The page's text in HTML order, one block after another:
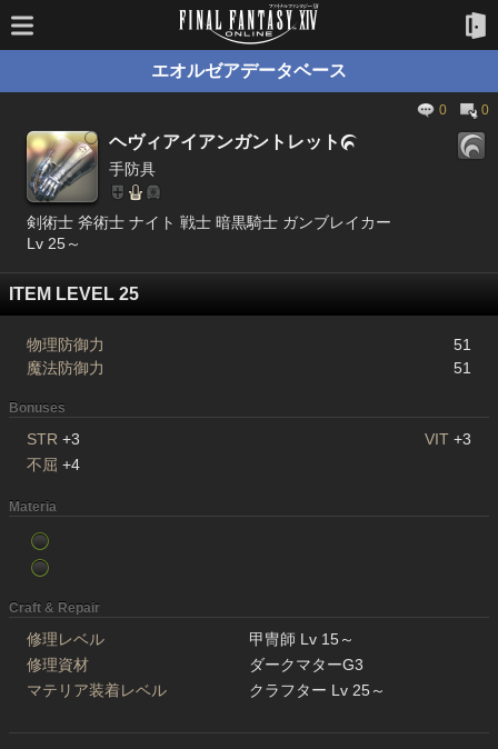
エオルゼアデータベース
0 0
ヘヴィアイアンガントレット
手防具
剣術士 斧術士 ナイト 戦士 暗黒騎士 ガンブレイカー
Lv 25～
ITEM LEVEL 25
物理防御力
51
魔法防御力
51
Bonuses
STR +3 VIT +3
不屈 +4
Materia
Craft & Repair
修理レベル
甲冑師 Lv 15～
修理資材
ダークマターG3
マテリア装着レベル
クラフター Lv 25～